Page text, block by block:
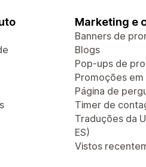
Marketing e
Banners de
Blogs
Pop-ups de
Promoções em
Página de
Timer de
Traduções da
ES)
Vistos